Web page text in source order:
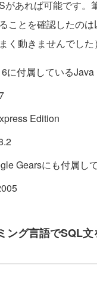
あれば可能です。
ことを確認したの
く動きませんでした
に付属しているJava
Edition
Gearsにも付属し
ング言語でSQL